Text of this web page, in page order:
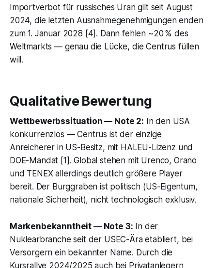
Importverbot für russisches Uran gilt seit August
2024, die letzten Ausnahmegenehmigungen enden
zum 1. Januar 2028 [4]. Dann fehlen ~20 % des
Weltmarkts — genau die Lücke, die Centrus füllen
will.
Qualitative Bewertung
Wettbewerbssituation — Note 2: In den USA
konkurrenzlos — Centrus ist der einzige
Anreicherer in US-Besitz, mit HALEU-Lizenz und
DOE-Mandat [1]. Global stehen mit Urenco, Orano
und TENEX allerdings deutlich größere Player
bereit. Der Burggraben ist politisch (US-Eigentum,
nationale Sicherheit), nicht technologisch exklusiv.
Markenbekanntheit — Note 3: In der
Nuklearbranche seit der USEC-Ära etabliert, bei
Versorgern ein bekannter Name. Durch die
Kursrallye 2024/2025 auch bei Privatanlegern